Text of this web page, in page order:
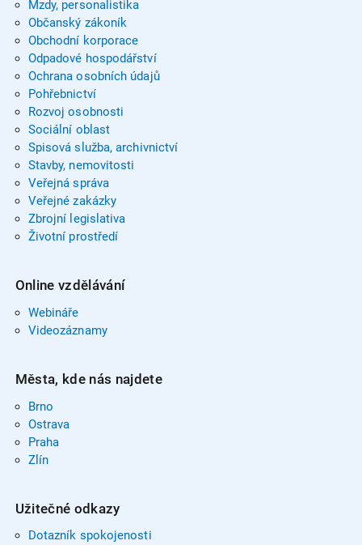
Mzdy, personalistika
Občanský zákoník
Obchodní korporace
Odpadové hospodářství
Ochrana osobních údajů
Pohřebnictví
Rozvoj osobnosti
Sociální oblast
Spisová služba, archivnictví
Stavby, nemovitosti
Veřejná správa
Veřejné zakázky
Zbrojní legislativa
Životní prostředí
Online vzdělávání
Webináře
Videozáznamy
Města, kde nás najdete
Brno
Ostrava
Praha
Zlín
Užitečné odkazy
Dotazník spokojenosti